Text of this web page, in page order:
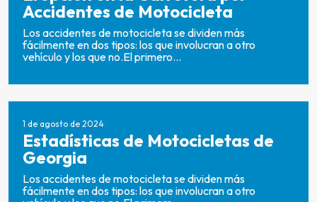
Accidentes de Motocicleta
Los accidentes de motocicleta se dividen más
fácilmente en dos tipos: los que involucran a otro
vehículo y los que no.El primero...
1 de agosto de 2024
Estadísticas de Motocicletas de
Georgia
Los accidentes de motocicleta se dividen más
fácilmente en dos tipos: los que involucran a otro